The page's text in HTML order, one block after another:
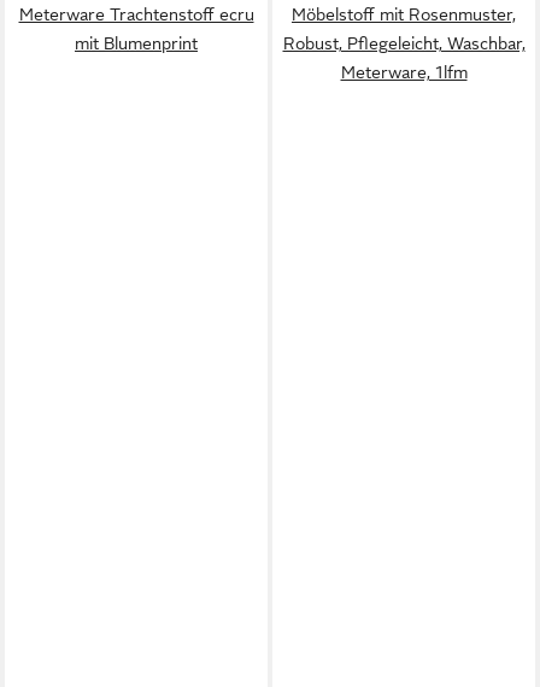
Meterware Trachtenstoff ecru
mit Blumenprint
Möbelstoff mit Rosenmuster,
Robust, Pflegeleicht, Waschbar,
Meterware, 1lfm